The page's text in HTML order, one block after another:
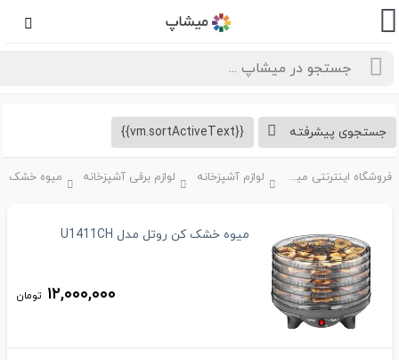
پیشرفته
فروشگاه اینترنتی میشاپ لوازم آشپزخانه لوازم برقی آشپزخانه
میوه خشک کن روتل مدل U1411CH
۱۲,۰۰۰,۰۰۰ تومان